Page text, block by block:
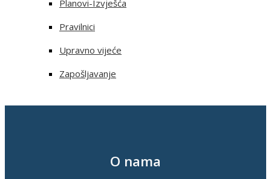
Planovi-Izvješća
Pravilnici
Upravno vijeće
Zapošljavanje
O nama